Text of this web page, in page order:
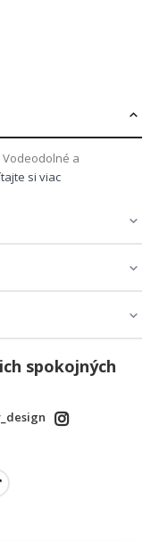
a
si viac
spokojných